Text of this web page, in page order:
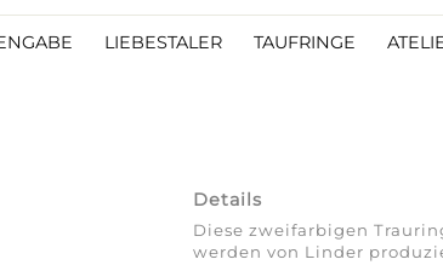
LIEBESTALER TAUFRINGE
Details
Diese zweifarbigen
werden von Linder